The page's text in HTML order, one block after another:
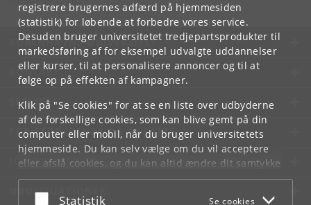
registrere brugernes adfærd på hjemmesiden
(statistik) for løbende at forbedre vores service.
Desuden bruger universitetet tredjepartsprodukter til
markedsføring af for eksempel udvalgte uddannelser
eller kurser, til at personalisere annoncer og til at
følge op på effekten af kampagner.
Klik på "Se cookies" for at se en liste over udbyderne
af de forskellige cookies, som kan blive gemt på din
computer eller mobil, når du bruger universitetets
hjemmeside. Du kan selv vælge om du vil acceptere
eller afslå cookies, og du kan altid ændre dit samtykke
underCookie- og privatlivspolitiksom du finder i
bunden af hver side.
Acceptér eller afslå
Statistik Se cookies
KØBENHAVNS UNIVERSITET
KONTAKT
SERVICES
FOR STUDERENDE OG ANSATTE
JOB OG KARRIERE
NØDSITUATIONER